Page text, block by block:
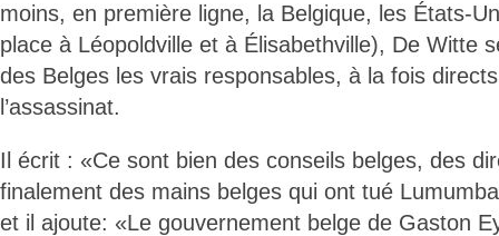
moins, en première ligne, la Belgique, les États-
place à Léopoldville et à Élisabethville), De Witte
des Belges les vrais responsables, à la fois
l’assassinat.
Il écrit : «Ce sont bien des conseils belges, des
finalement des mains belges qui ont tué
et il ajoute: «Le gouvernement belge de Gaston